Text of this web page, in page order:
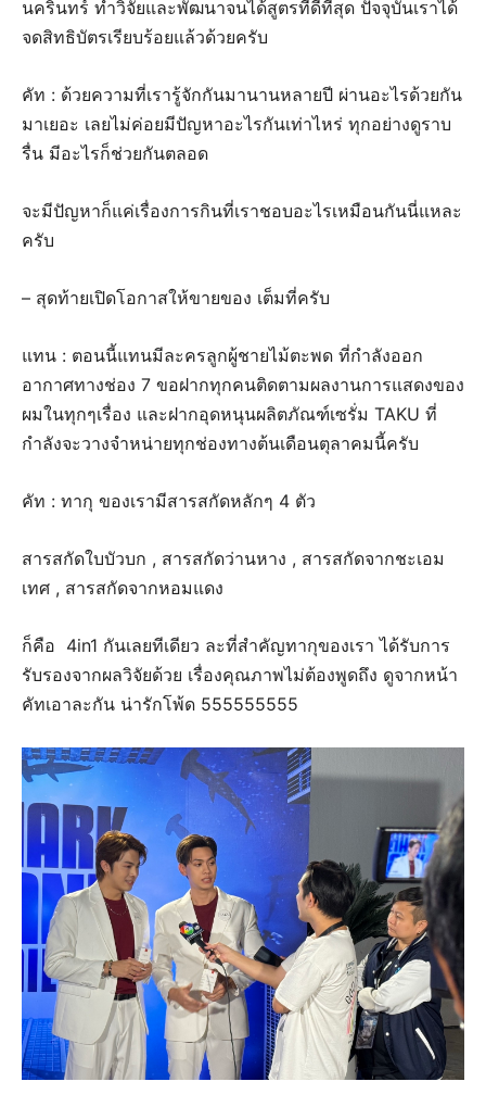
นครินทร์ ทำวิจัยและพัฒนาจนได้สูตรที่ดีที่สุด ปัจจุบันเราได้
จดสิทธิบัตรเรียบร้อยแล้วด้วยครับ
คัท : ด้วยความที่เรารู้จักกันมานานหลายปี ผ่านอะไรด้วยกัน
มาเยอะ เลยไม่ค่อยมีปัญหาอะไรกันเท่าไหร่ ทุกอย่างดูราบ
รื่น มีอะไรก็ช่วยกันตลอด
จะมีปัญหาก็แค่เรื่องการกินที่เราชอบอะไรเหมือนกันนี่แหละ
ครับ
– สุดท้ายเปิดโอกาสให้ขายของ เต็มที่ครับ
แทน : ตอนนี้แทนมีละครลูกผู้ชายไม้ตะพด ที่กำลังออก
อากาศทางช่อง 7 ขอฝากทุกคนติดตามผลงานการแสดงของ
ผมในทุกๆเรื่อง และฝากอุดหนุนผลิตภัณฑ์เซรั่ม TAKU ที่
กำลังจะวางจำหน่ายทุกช่องทางต้นเดือนตุลาคมนี้ครับ
คัท : ทากุ ของเรามีสารสกัดหลักๆ 4 ตัว
สารสกัดใบบัวบก , สารสกัดว่านหาง , สารสกัดจากชะเอม
เทศ , สารสกัดจากหอมแดง
ก็คือ 4in1 กันเลยทีเดียว ละที่สำคัญทากุของเรา ได้รับการ
รับรองจากผลวิจัยด้วย เรื่องคุณภาพไม่ต้องพูดถึง ดูจากหน้า
คัทเอาละกัน น่ารักโพ้ด 555555555